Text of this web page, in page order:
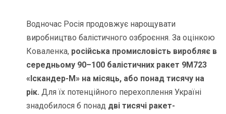
Водночас Росія продовжує нарощувати
виробництво балістичного озброєння. За оцінкою
Коваленка, російська промисловість виробляє в
середньому 90–100 балістичних ракет 9М723
«Іскандер-М» на місяць, або понад тисячу на
рік. Для їх потенційного перехоплення Україні
знадобилося б понад дві тисячі ракет-